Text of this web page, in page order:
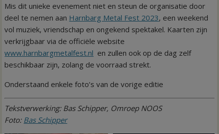
Mis dit unieke evenement niet en steun de organisatie door
deel te nemen aan Harnbarg Metal Fest 2023, een weekend
vol muziek, vriendschap en ongekend spektakel. Kaarten zijn
verkrijgbaar via de officiële website
www.harnbargmetalfest.nl en zullen ook op de dag zelf
beschikbaar zijn, zolang de voorraad strekt.
Onderstaand enkele foto’s van de vorige editie
Tekstverwerking: Bas Schipper, Omroep NOOS
Foto: Bas Schipper